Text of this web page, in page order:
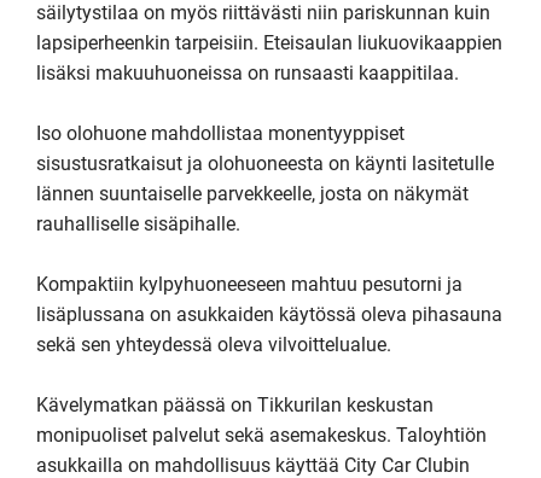
säilytystilaa on myös riittävästi niin pariskunnan kuin
lapsiperheenkin tarpeisiin. Eteisaulan liukuovikaappien
lisäksi makuuhuoneissa on runsaasti kaappitilaa.
Iso olohuone mahdollistaa monentyyppiset
sisustusratkaisut ja olohuoneesta on käynti lasitetulle
lännen suuntaiselle parvekkeelle, josta on näkymät
rauhalliselle sisäpihalle.
Kompaktiin kylpyhuoneeseen mahtuu pesutorni ja
lisäplussana on asukkaiden käytössä oleva pihasauna
sekä sen yhteydessä oleva vilvoittelualue.
Kävelymatkan päässä on Tikkurilan keskustan
monipuoliset palvelut sekä asemakeskus. Taloyhtiön
asukkailla on mahdollisuus käyttää City Car Clubin